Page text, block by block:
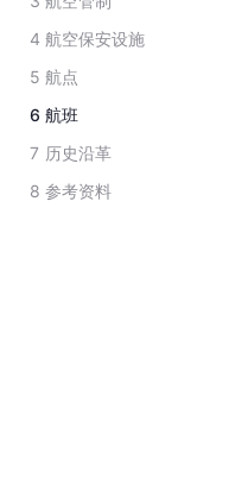
4 航空保安设施
5 航点
6 航班
7 历史沿革
8 参考资料